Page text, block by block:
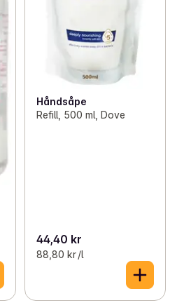
Håndsåpe
Refill, 500 ml, Dove
44,40 kr
88,80 kr /l